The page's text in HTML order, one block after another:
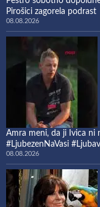
Pirošici zagorela podrast
08.08.2026
Amra meni, da ji Ivica ni
#LjubezenNaVasi
08.08.2026